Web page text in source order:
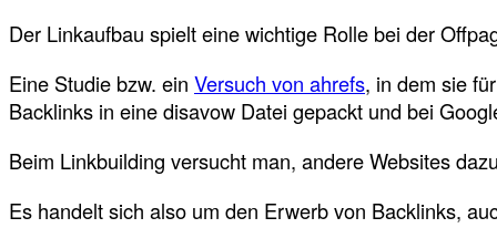
Der Linkaufbau spielt eine wichtige Rolle bei der
Eine Studie bzw. ein Versuch von ahrefs, in dem sie
Backlinks in eine disavow Datei gepackt und bei
Beim Linkbuilding versucht man, andere Websites
Es handelt sich also um den Erwerb von Backlinks,